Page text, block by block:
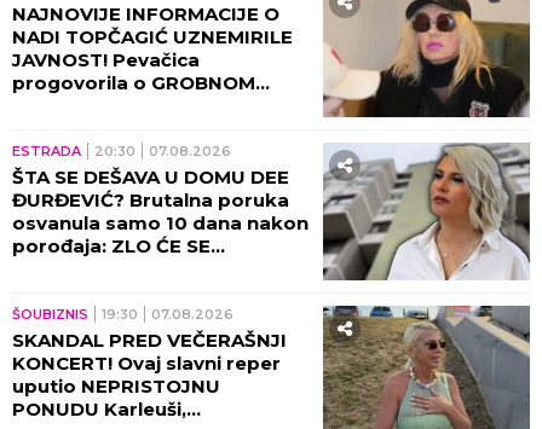
NAJNOVIJE INFORMACIJE O
NADI TOPČAGIĆ UZNEMIRILE
JAVNOST! Pevačica
progovorila o GROBNOM
ESTRADA 20:30 07.08.2026
ŠTA SE DEŠAVA U DOMU DEE
ĐURĐEVIĆ? Brutalna poruka
osvanula samo 10 dana nakon
porođaja: ZLO ĆE SE
ŠOUBIZNIS 19:30 07.08.2026
SKANDAL PRED VEČERAŠNJI
KONCERT! Ovaj slavni reper
uputio NEPRISTOJNU
PONUDU Karleuši,